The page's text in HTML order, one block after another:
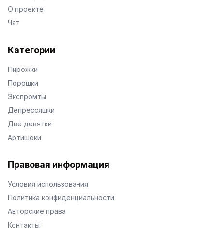
О проекте
Чат
Категории
Пирожки
Порошки
Экспромты
Депрессяшки
Две девятки
Артишоки
Правовая информация
Условия использования
Политика конфиденциальности
Авторские права
Контакты